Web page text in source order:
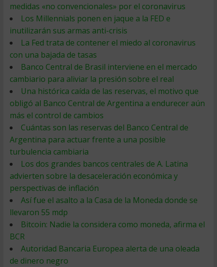
medidas «no convencionales» por el coronavirus
Los Millennials ponen en jaque a la FED e
inutilizarán sus armas anti-crisis
La Fed trata de contener el miedo al coronavirus
con una bajada de tasas
Banco Central de Brasil interviene en el mercado
cambiario para aliviar la presión sobre el real
Una histórica caída de las reservas, el motivo que
obligó al Banco Central de Argentina a endurecer aún
más el control de cambios
Cuántas son las reservas del Banco Central de
Argentina para actuar frente a una posible
turbulencia cambiaria
Los dos grandes bancos centrales de A. Latina
advierten sobre la desaceleración económica y
perspectivas de inflación
Así fue el asalto a la Casa de la Moneda donde se
llevaron 55 mdp
Bitcoin: Nadie la considera como moneda, afirma el
BCR
Autoridad Bancaria Europea alerta de una oleada
de dinero negro